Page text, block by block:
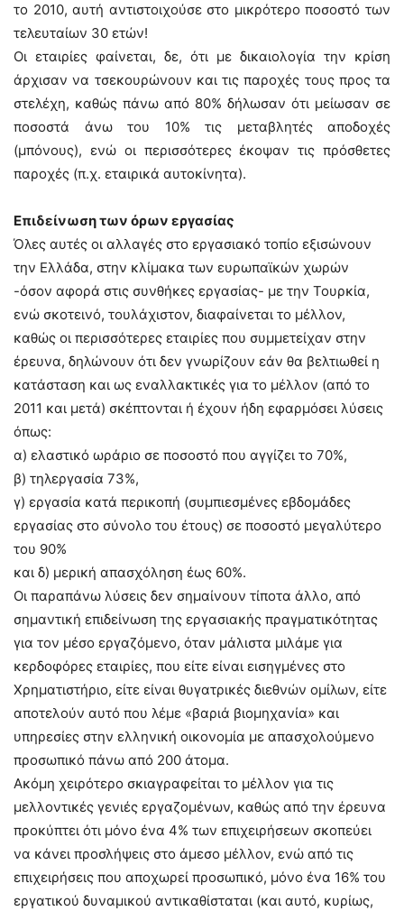
το 2010, αυτή αντιστοιχούσε στο μικρότερο ποσοστό των
τελευταίων 30 ετών!
Οι εταιρίες φαίνεται, δε, ότι με δικαιολογία την κρίση
άρχισαν να τσεκουρώνουν και τις παροχές τους προς τα
στελέχη, καθώς πάνω από 80% δήλωσαν ότι μείωσαν σε
ποσοστά άνω του 10% τις μεταβλητές αποδοχές
(μπόνους), ενώ οι περισσότερες έκοψαν τις πρόσθετες
παροχές (π.χ. εταιρικά αυτοκίνητα).
Επιδείνωση των όρων εργασίας
Όλες αυτές οι αλλαγές στο εργασιακό τοπίο εξισώνουν
την Ελλάδα, στην κλίμακα των ευρωπαϊκών χωρών
-όσον αφορά στις συνθήκες εργασίας- με την Τουρκία,
ενώ σκοτεινό, τουλάχιστον, διαφαίνεται το μέλλον,
καθώς οι περισσότερες εταιρίες που συμμετείχαν στην
έρευνα, δηλώνουν ότι δεν γνωρίζουν εάν θα βελτιωθεί η
κατάσταση και ως εναλλακτικές για το μέλλον (από το
2011 και μετά) σκέπτονται ή έχουν ήδη εφαρμόσει λύσεις
όπως:
α) ελαστικό ωράριο σε ποσοστό που αγγίζει το 70%,
β) τηλεργασία 73%,
γ) εργασία κατά περικοπή (συμπιεσμένες εβδομάδες
εργασίας στο σύνολο του έτους) σε ποσοστό μεγαλύτερο
του 90%
και δ) μερική απασχόληση έως 60%.
Οι παραπάνω λύσεις δεν σημαίνουν τίποτα άλλο, από
σημαντική επιδείνωση της εργασιακής πραγματικότητας
για τον μέσο εργαζόμενο, όταν μάλιστα μιλάμε για
κερδοφόρες εταιρίες, που είτε είναι εισηγμένες στο
Χρηματιστήριο, είτε είναι θυγατρικές διεθνών ομίλων, είτε
αποτελούν αυτό που λέμε «βαριά βιομηχανία» και
υπηρεσίες στην ελληνική οικονομία με απασχολούμενο
προσωπικό πάνω από 200 άτομα.
Ακόμη χειρότερο σκιαγραφείται το μέλλον για τις
μελλοντικές γενιές εργαζομένων, καθώς από την έρευνα
προκύπτει ότι μόνο ένα 4% των επιχειρήσεων σκοπεύει
να κάνει προσλήψεις στο άμεσο μέλλον, ενώ από τις
επιχειρήσεις που αποχωρεί προσωπικό, μόνο ένα 16% του
εργατικού δυναμικού αντικαθίσταται (και αυτό, κυρίως,